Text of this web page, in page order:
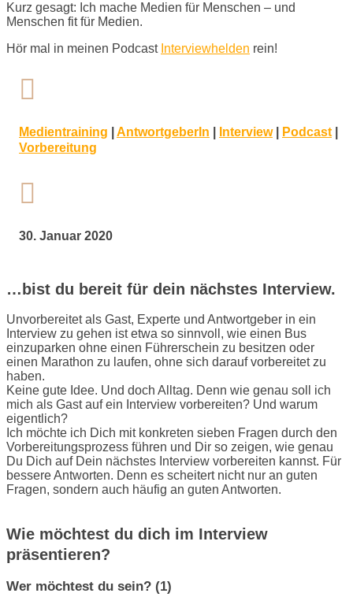
Kurz gesagt: Ich mache Medien für Menschen – und
Menschen fit für Medien.
Hör mal in meinen Podcast Interviewhelden rein!

Medientraining AntwortgeberIn Interview| Podcast|
Vorbereitung

30. Januar 2020
…bist du bereit für dein nächstes Interview.
Unvorbereitet als Gast, Experte und Antwortgeber in ein
Interview zu gehen ist etwa so sinnvoll, wie einen Bus
einzuparken ohne einen Führerschein zu besitzen oder
einen Marathon zu laufen, ohne sich darauf vorbereitet zu
haben.
Keine gute Idee. Und doch Alltag. Denn wie genau soll ich
mich als Gast auf ein Interview vorbereiten? Und warum
eigentlich?
Ich möchte ich Dich mit konkreten sieben Fragen durch den
Vorbereitungsprozess führen und Dir so zeigen, wie genau
Du Dich auf Dein nächstes Interview vorbereiten kannst. Für
bessere Antworten. Denn es scheitert nicht nur an guten
Fragen, sondern auch häufig an guten Antworten.
Wie möchtest du dich im Interview
präsentieren?
Wer möchtest du sein? (1)